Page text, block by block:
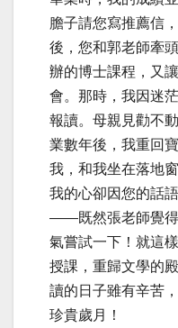
膽子請您寫推薦信
後，您和郭老師牽
辦的博士課程，又
會。那時，我因迷
報讀。母親見勸不
業數年後，我重回
我，和我坐在落地
我的心卻因您的話
——既然張老師覺得
氣嘗試一下！就這
授課，重歸文學的
讀的日子雖有辛苦
珍貴歲月！